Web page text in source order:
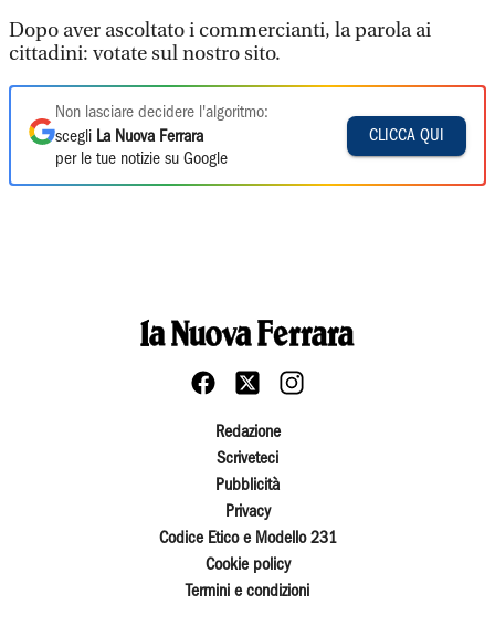
Dopo aver ascoltato i commercianti, la parola ai
cittadini: votate sul nostro sito.
Non lasciare decidere l'algoritmo:
scegli La Nuova Ferrara
per le tue notizie su Google
CLICCA QUI
Redazione
Scriveteci
Pubblicità
Privacy
Codice Etico e Modello 231
Cookie policy
Termini e condizioni